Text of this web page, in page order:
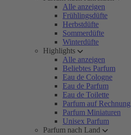
Alle anzeigen
Frühlingsdüfte
Herbstdüfte
Sommerdüfte
Winterdüfte
Highlights
Alle anzeigen
Beliebtes Parfum
Eau de Cologne
Eau de Parfum
Eau de Toilette
Parfum auf Rechnung
Parfum Miniaturen
Unisex Parfum
Parfum nach Land